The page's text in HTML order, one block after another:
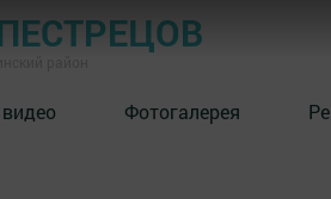
Фотогалерея